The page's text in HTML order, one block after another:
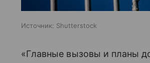
Источник: Shutterstock
«Главные вызовы и планы